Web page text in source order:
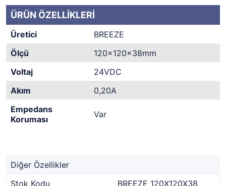
ÜRÜN ÖZELLİKLERİ
Üretici
BREEZE
Ölçü
120x120x38mm
Voltaj
24VDC
Akım
0,20A
Empedans
Koruması
Var
Diğer Özellikler
Stok Kodu
BREEZE 120X120X38